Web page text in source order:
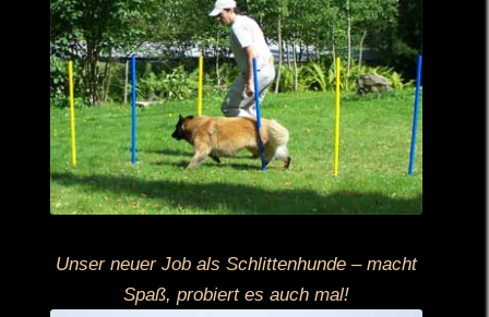
Unser neuer Job als Schlittenhunde – macht
Spaß, probiert es auch mal!